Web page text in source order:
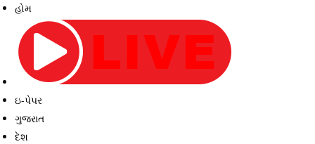
હોમ
ઇ-પેપર
ગુજરાત
દેશ